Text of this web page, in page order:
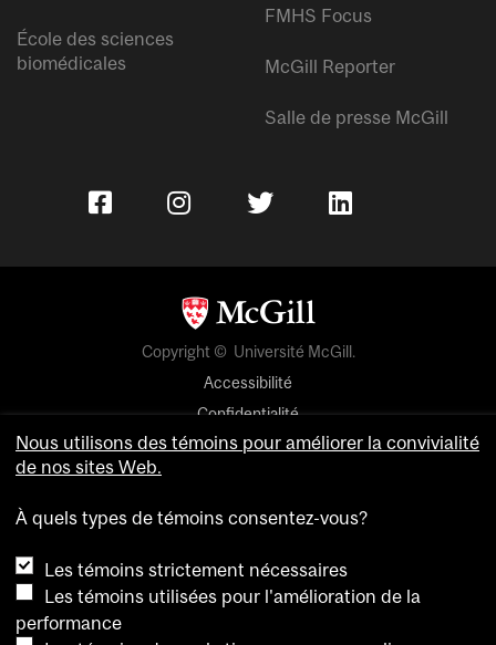
École des sciences
biomédicales
FMHS Focus
McGill Reporter
Salle de presse McGill
Copyright © Université McGill.
Accessibilité
Confidentialité
Avis sur les témoins
Nous utilisons des témoins pour améliorer la convivialité
de nos sites Web.
À quels types de témoins consentez-vous?
Les témoins strictement nécessaires
Les témoins utilisées pour l'amélioration de la
performance